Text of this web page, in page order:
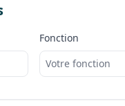
Fonction